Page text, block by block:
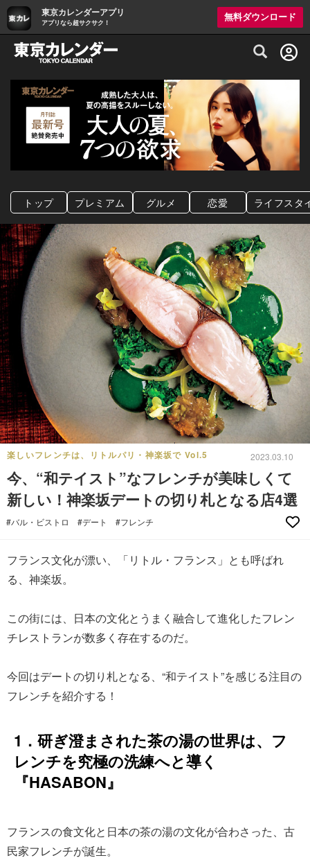
東京カレンダーアプリ
アプリなら超サクサク！
無料ダウンロード
グルメ情報・プレミアムレストラン予約
トップ プレミアム グルメ 恋愛 ライフスタ
楽しいフレンチは、リトルパリ・神楽坂で Vol.5 2023.03.10
今、“和テイスト”なフレンチが美味しくて
新しい！神楽坂デートの切り札となる店4選
#バル・ビストロ #デート #フレンチ
フランス文化が漂い、「リトル・フランス」とも呼ばれ
る、神楽坂。
この街には、日本の文化とうまく融合して進化したフレン
チレストランが数多く存在するのだ。
今回はデートの切り札となる、“和テイスト”を感じる注目の
フレンチを紹介する！
1．研ぎ澄まされた茶の湯の世界は、フ
レンチを究極の洗練へと導く
『HASABON』
フランスの食文化と日本の茶の湯の文化が合わさった、古
民家フレンチが誕生。